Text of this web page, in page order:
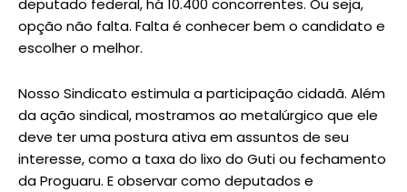
deputado federal, há 10.400 concorrentes. Ou seja,
opção não falta. Falta é conhecer bem o candidato e
escolher o melhor.
Nosso Sindicato estimula a participação cidadã. Além
da ação sindical, mostramos ao metalúrgico que ele
deve ter uma postura ativa em assuntos de seu
interesse, como a taxa do lixo do Guti ou fechamento
da Proguaru. E observar como deputados e